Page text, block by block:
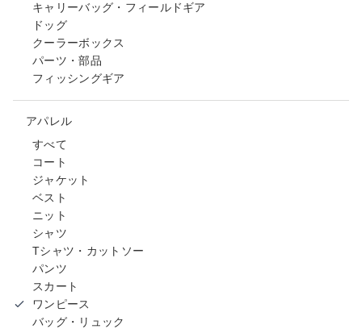
キャリーバッグ・フィールドギア
ドッグ
クーラーボックス
パーツ・部品
フィッシングギア
アパレル
すべて
コート
ジャケット
ベスト
ニット
シャツ
Tシャツ・カットソー
パンツ
スカート
ワンピース
バッグ・リュック